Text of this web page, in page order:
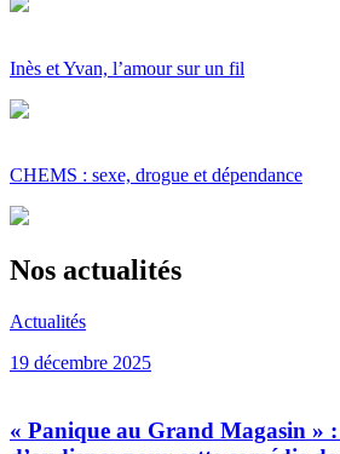
Inès et Yvan, l’amour sur un fil
CHEMS : sexe, drogue et dépendance
Nos actualités
Actualités
19 décembre 2025
« Panique au Grand Magasin » :